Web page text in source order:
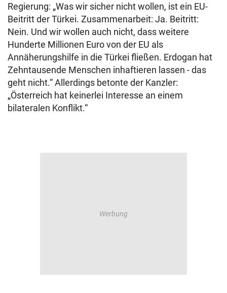
Regierung: „Was wir sicher nicht wollen, ist ein EU-
Beitritt der Türkei. Zusammenarbeit: Ja. Beitritt:
Nein. Und wir wollen auch nicht, dass weitere
Hunderte Millionen Euro von der EU als
Annäherungshilfe in die Türkei fließen. Erdogan hat
Zehntausende Menschen inhaftieren lassen - das
geht nicht.“ Allerdings betonte der Kanzler:
„Österreich hat keinerlei Interesse an einem
bilateralen Konflikt.“